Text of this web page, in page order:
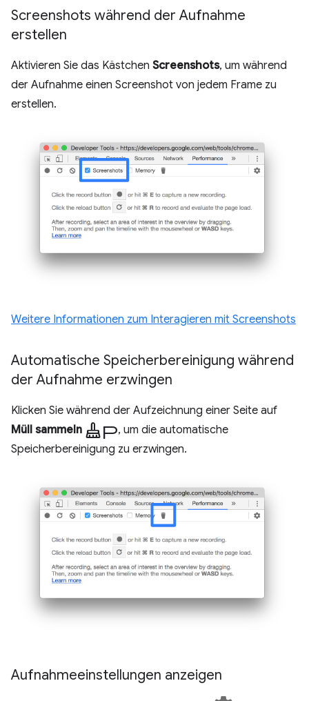
Screenshots während der Aufnahme
erstellen
Aktivieren Sie das Kästchen Screenshots, um während
der Aufnahme einen Screenshot von jedem Frame zu
erstellen.
Weitere Informationen zum Interagieren mit Screenshots
Automatische Speicherbereinigung während
der Aufnahme erzwingen
Klicken Sie während der Aufzeichnung einer Seite auf
Müll sammeln Mopp, um die automatische
Speicherbereinigung zu erzwingen.
Aufnahmeeinstellungen anzeigen